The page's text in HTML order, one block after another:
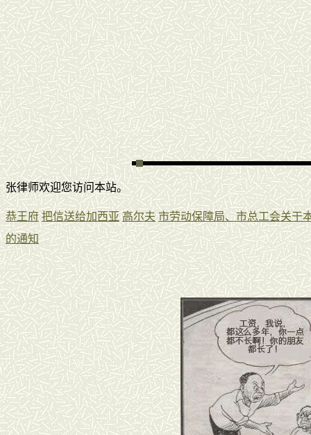
张律师欢迎您访问本站。
恭王府 把信送给加西亚 高尔夫 市劳动保障局、市总工会关于
的通知